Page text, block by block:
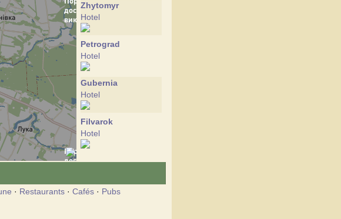
Zhytomyr
Hotel
Petrograd
Hotel
Gubernia
Hotel
Filvarok
Hotel
· Restaurants· Cafés· Pubs